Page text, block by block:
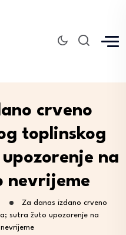
crveno
toplinskog
na
nevrijeme
Za danas izdano crveno
sutra žuto upozorenje na